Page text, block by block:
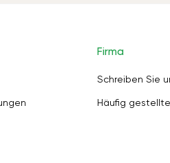
Firma
Schreiben Sie
Häufig